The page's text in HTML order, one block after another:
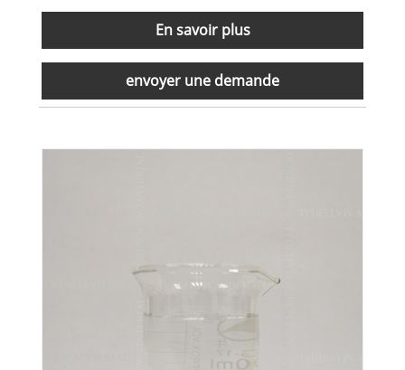
En savoir plus
envoyer une demande